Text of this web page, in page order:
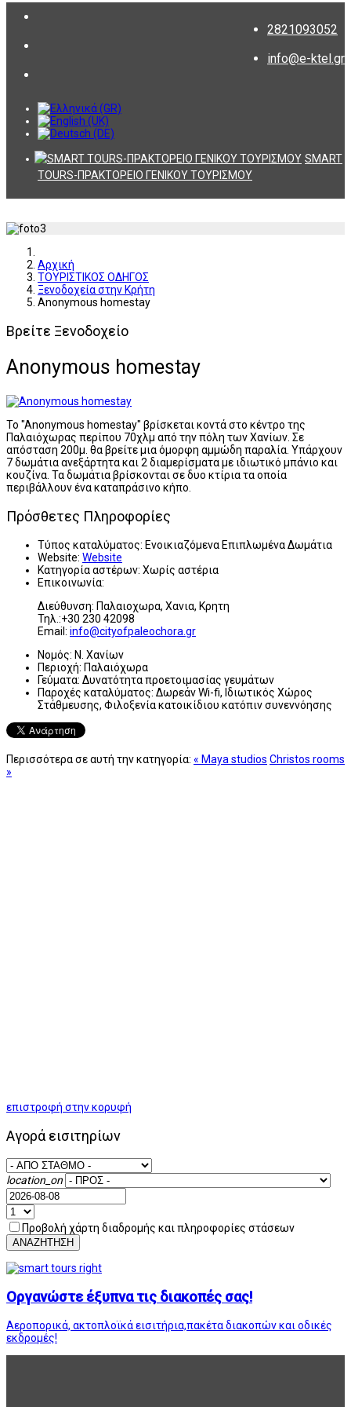
2821093052
info@e-ktel.gr
SMART
TOURS-ΠΡΑΚΤΟΡΕΙΟ ΓΕΝΙΚΟΥ ΤΟΥΡΙΣΜΟΥ
Αρχική
ΤΟΥΡΙΣΤΙΚΟΣ ΟΔΗΓΟΣ
Ξενοδοχεία στην Κρήτη
Anonymous homestay
Βρείτε Ξενοδοχείο
Anonymous homestay
To "Anonymous homestay" βρίσκεται κοντά στο κέντρο της
Παλαιόχωρας περίπου 70χλμ από την πόλη των Χανίων. Σε
απόσταση 200μ. θα βρείτε μια όμορφη αμμώδη παραλία. Υπάρχουν
7 δωμάτια ανεξάρτητα και 2 διαμερίσματα με ιδιωτικό μπάνιο και
κουζίνα. Τα δωμάτια βρίσκονται σε δυο κτίρια τα οποία
περιβάλλουν ένα καταπράσινο κήπο.
Πρόσθετες Πληροφορίες
Τύπος καταλύματος: Ενοικιαζόμενα Επιπλωμένα Δωμάτια
Website: Website
Κατηγορία αστέρων: Χωρίς αστέρια
Επικοινωνία:
Διεύθυνση: Παλαιοχωρα, Χανια, Κρητη
Τηλ.:+30 230 42098
Email: info@cityofpaleochora.gr
Νομός: Ν. Χανίων
Περιοχή: Παλαιόχωρα
Γεύματα: Δυνατότητα προετοιμασίας γευμάτων
Παροχές καταλύματος: Δωρεάν Wi-fi, Ιδιωτικός Χώρος
Στάθμευσης, Φιλοξενία κατοικίδιου κατόπιν συνεννόησης
Περισσότερα σε αυτή την κατηγορία: « Maya studios Christos rooms
»
επιστροφή στην κορυφή
Αγορά εισιτηρίων
location_on
Προβολή χάρτη διαδρομής και πληροφορίες στάσεων
ΑΝΑΖΗΤΗΣΗ
Οργανώστε έξυπνα τις διακοπές σας!
Αεροπορικά, ακτοπλοϊκά εισιτήρια,πακέτα διακοπών και οδικές
εκδρομές!